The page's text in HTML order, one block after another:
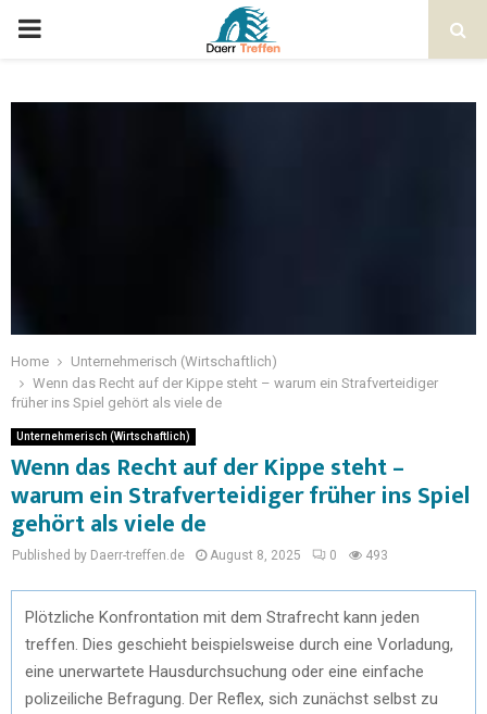
Home
Unternehmerisch (Wirtschaftlich)
Wenn das Recht auf der Kippe steht – warum ein Strafverteidiger
früher ins Spiel gehört als viele de
Unternehmerisch (Wirtschaftlich)
Wenn das Recht auf der Kippe steht –
warum ein Strafverteidiger früher ins Spiel
gehört als viele de
Published by Daerr-treffen.de August 8, 2025 0 493
Plötzliche Konfrontation mit dem Strafrecht kann jeden
treffen. Dies geschieht beispielsweise durch eine Vorladung,
eine unerwartete Hausdurchsuchung oder eine einfache
polizeiliche Befragung. Der Reflex, sich zunächst selbst zu